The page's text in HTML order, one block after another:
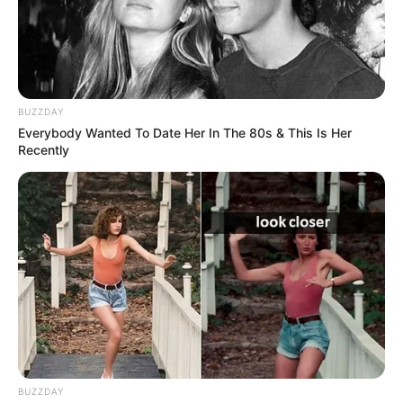
Barranquilla, los hechos se registraron luego de que las
patrullas recibieran una alerta desde la central sobre un
vehículo conplacas reportadaspor estar vinculado a un
robo reciente.
BUZZDAY
Everybody Wanted To Date Her In The 80s & This Is Her
Recently
BUZZDAY